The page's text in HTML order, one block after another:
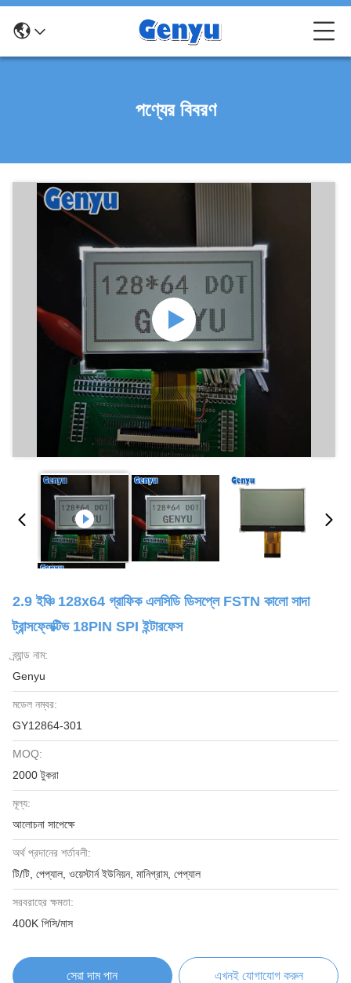
পণ্যের বিবরণ
2.9 ইঞ্চি 128x64 গ্রাফিক এলসিডি ডিসপ্লে FSTN কালো সাদা
ট্রান্সফ্লেক্টিভ 18PIN SPI ইন্টারফেস
ব্র্যান্ড নাম:
Genyu
মডেল নম্বর:
GY12864-301
MOQ:
2000 টুকরা
মূল্য:
আলোচনা সাপেক্ষে
অর্থ প্রদানের শর্তাবলী:
টি/টি, পেপ্যাল, ওয়েস্টার্ন ইউনিয়ন, মানিগ্রাম, পেপ্যাল
সরবরাহের ক্ষমতা:
400K পিসি/মাস
সেরা দাম পান এখনই যোগাযোগ করুন